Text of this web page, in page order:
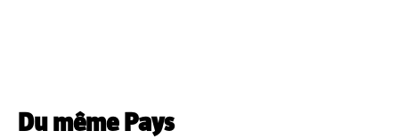
Du même Pays